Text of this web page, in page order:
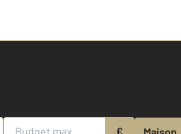
€ Maison